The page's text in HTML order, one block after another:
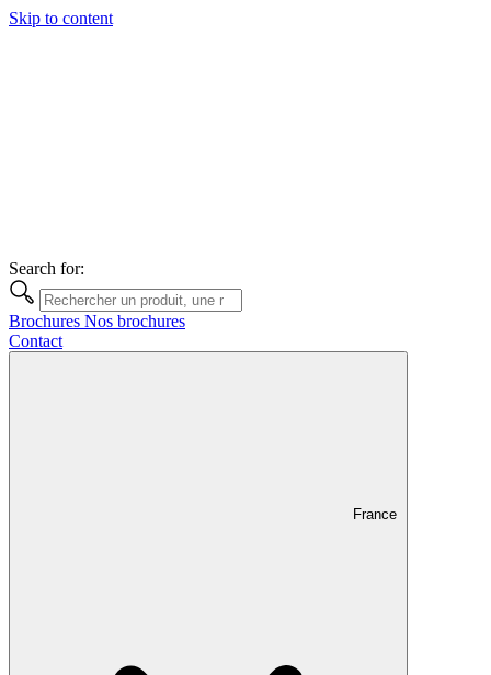
Skip to content
Search for:
Brochures Nos brochures
Contact
France